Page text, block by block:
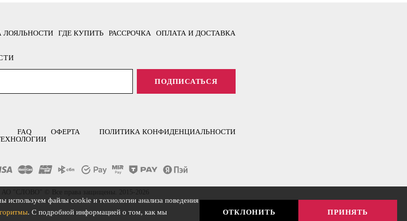
ЛОЯЛЬНОСТИ ГДЕ КУПИТЬ РАССРОЧКА ОПЛАТА И ДОСТАВКА
ПОДПИСАТЬСЯ
FAQ ОФЕРТА
ПОЛИТИКА КОНФИДЕНЦИАЛЬНОСТИ
файлы cookie и технологии анализа поведения
. С подробной информацией о том, как мы
ОТКЛОНИТЬ ПРИНЯТЬ